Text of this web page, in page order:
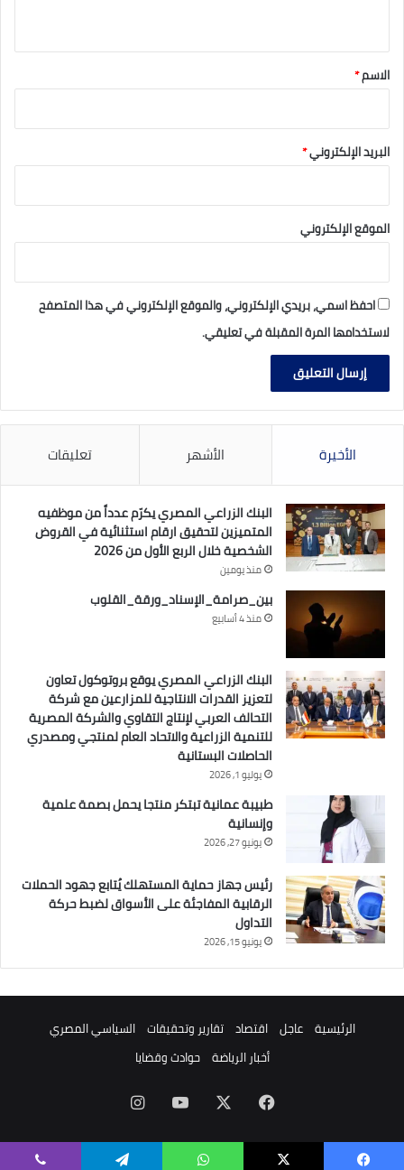
*
الاسم*
البريد الإلكتروني*
الموقع الإلكتروني
احفظ اسمي، بريدي الإلكتروني، والموقع الإلكتروني في هذا المتصفح
لاستخدامها المرة المقبلة في تعليقي.
الأخيرة الأشهر تعليقات
البنك الزراعي المصري يكرّم عدداً من موظفيه
المتميزين لتحقيق ارقام استثنائية في القروض
الشخصية خلال الربع الأول من 2026
منذ يومين
بين_صرامة_الإسناد_ورقة_القلوب
منذ 4 أسابيع
البنك الزراعي المصري يوقع بروتوكول تعاون
لتعزيز القدرات الانتاجية للمزارعين مع شركة
التحالف العربي لإنتاج التقاوي والشركة المصرية
للتنمية الزراعية والاتحاد العام لمنتجي ومصدري
الحاصلات البستانية
يوليو 1, 2026
طبيبة عمانية تبتكر منتجا يحمل بصمة علمية
وإنسانية
يونيو 27, 2026
رئيس جهاز حماية المستهلك يُتابع جهود الحملات
الرقابية المفاجئة على الأسواق لضبط حركة
التداول
يونيو 15, 2026
الرئيسية عاجل اقتصاد تقارير وتحقيقات السياسي المصري
أخبار الرياضة حوادث وقضايا
فيسبوك ‫YouTubeانستقرام